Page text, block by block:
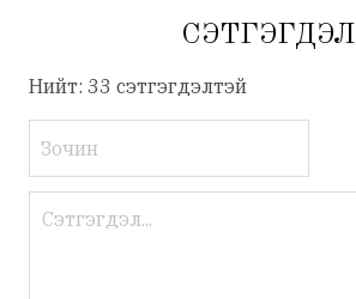
СЭТГЭГДЭЛ
Нийт: 33 сэтгэгдэлтэй